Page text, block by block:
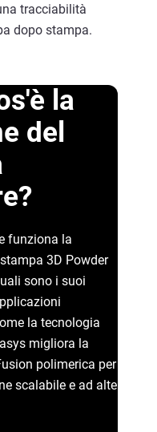
tracciabilità
dopo stampa.
la
del
funziona la
3D Powder
sono i suoi
la tecnologia
migliora la
polimerica per
scalabile e ad alte